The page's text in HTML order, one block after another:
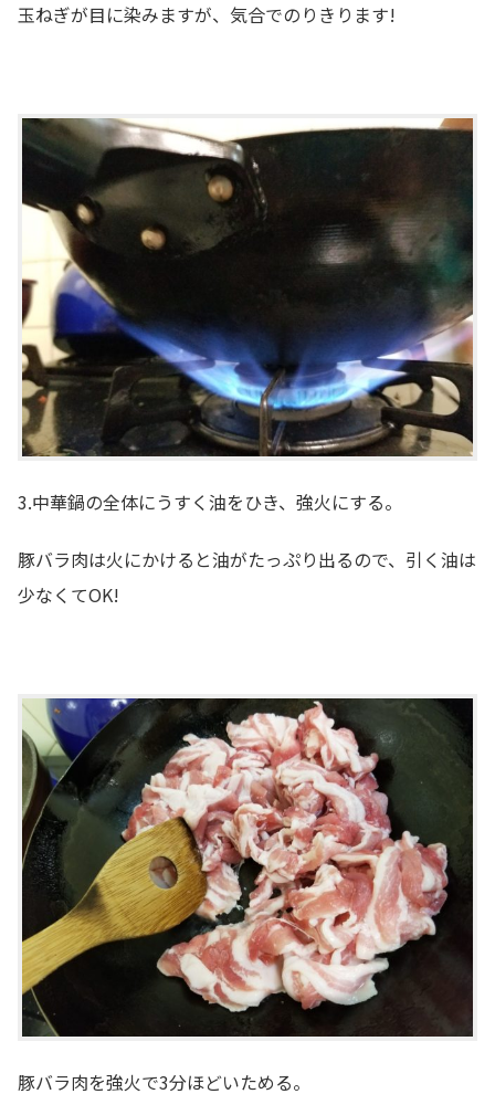
玉ねぎが目に染みますが、気合でのりきります!
3.中華鍋の全体にうすく油をひき、強火にする。
豚バラ肉は火にかけると油がたっぷり出るので、引く油は
少なくてOK!
豚バラ肉を強火で3分ほどいためる。